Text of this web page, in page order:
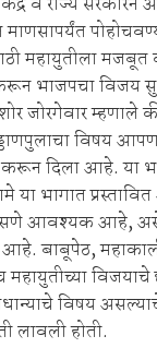
महायुतीला
भाजपचा विजय
जोरगेवार
विषय आपण
करून दिला आहे. या
भागात प्रस्तावित
असणे आवश्यक आहे, असे
बाबूपेठ,
विषय
लावली होती.